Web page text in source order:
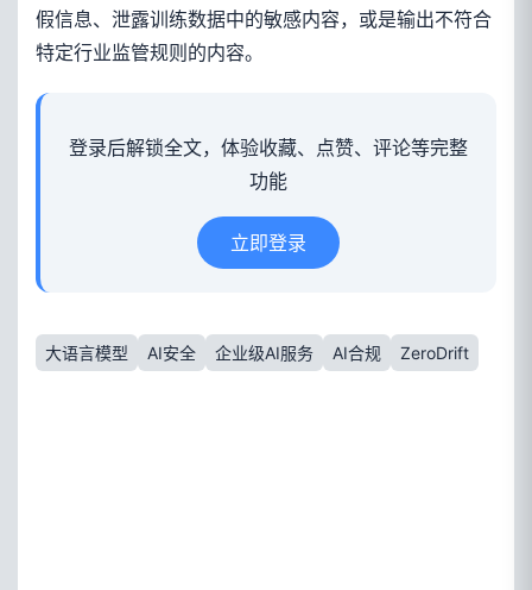
假信息、泄露训练数据中的敏感内容，或是输出不符合
特定行业监管规则的内容。
登录后解锁全文，体验收藏、点赞、评论等完整
功能
立即登录
大语言模型 AI安全 企业级AI服务 AI合规 ZeroDrift